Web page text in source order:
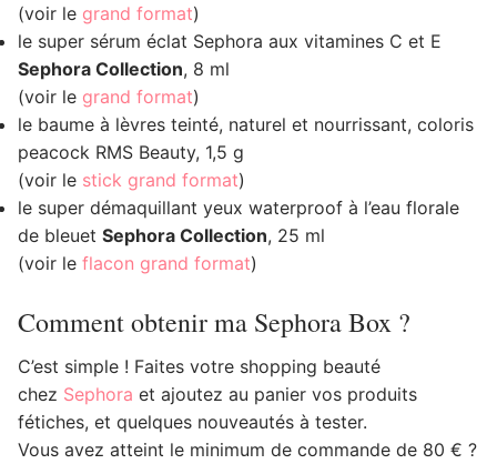
(voir le grand format)
le super sérum éclat Sephora aux vitamines C et E
Sephora Collection, 8 ml
(voir le grand format)
le baume à lèvres teinté, naturel et nourrissant, coloris
peacock RMS Beauty, 1,5 g
(voir le stick grand format)
le super démaquillant yeux waterproof à l’eau florale
de bleuet Sephora Collection, 25 ml
(voir le flacon grand format)
Comment obtenir ma Sephora Box ?
C’est simple ! Faites votre shopping beauté
chez Sephora et ajoutez au panier vos produits
fétiches, et quelques nouveautés à tester.
Vous avez atteint le minimum de commande de 80 € ?